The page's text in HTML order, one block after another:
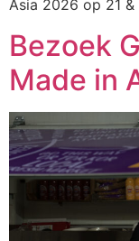
Asia 2026 op 21
Bezoek
Made in